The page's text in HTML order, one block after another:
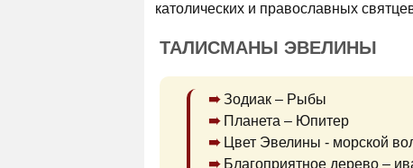
католических и православных
ТАЛИСМАНЫ ЭВЕЛИНЫ
Зодиак – Рыбы
Планета – Юпитер
Цвет Эвелины - морской
Благоприятное дерево –